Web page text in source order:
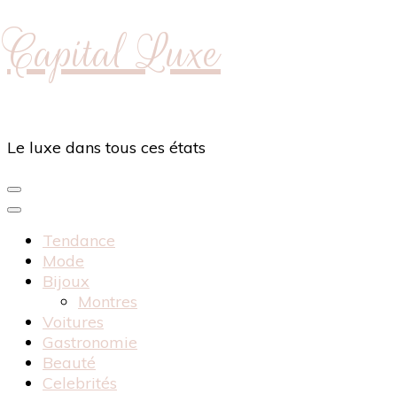
Capital Luxe
Le luxe dans tous ces états
Tendance
Mode
Bijoux
Montres
Voitures
Gastronomie
Beauté
Celebrités